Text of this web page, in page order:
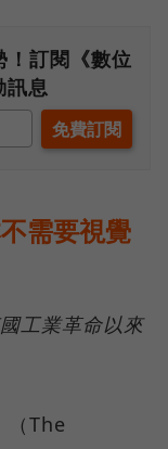
訂閱《數位
訊息
需要視覺
工業革命以來
（The